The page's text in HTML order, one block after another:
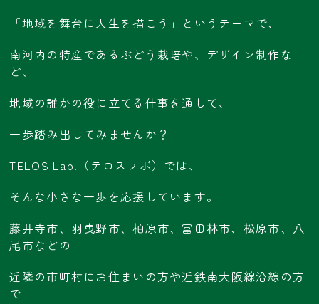
「地域を舞台に人生を描こう」というテーマで、
南河内の特産であるぶどう栽培や、デザイン制作な
ど、
地域の誰かの役に立てる仕事を通して、
一歩踏み出してみませんか？
TELOS Lab.（テロスラボ）では、
そんな小さな一歩を応援しています。
藤井寺市、羽曳野市、柏原市、富田林市、松原市、八
尾市などの
近隣の市町村にお住まいの方や近鉄南大阪線沿線の方
で